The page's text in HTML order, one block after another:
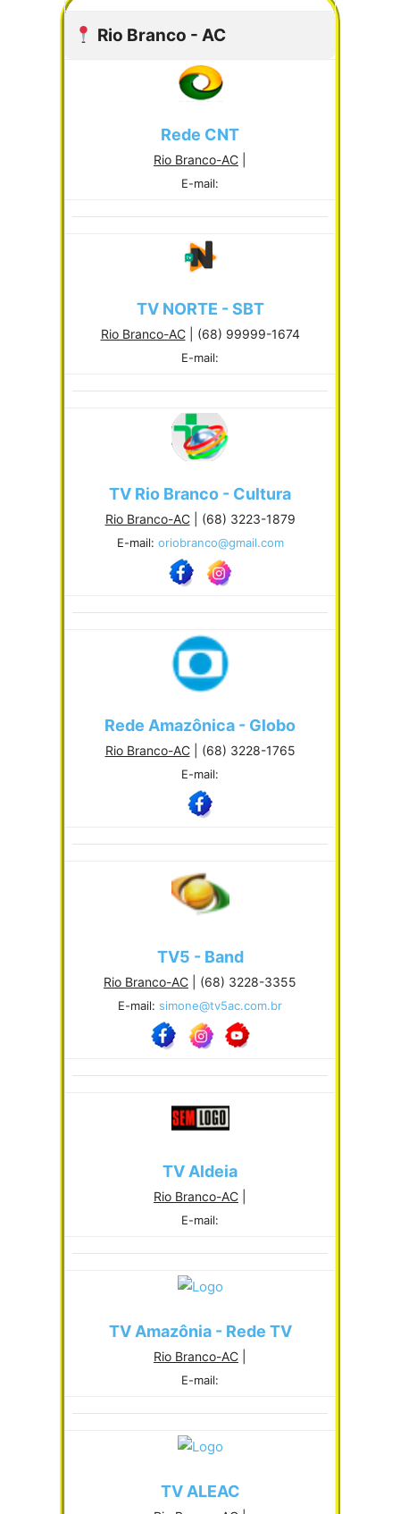
Rio Branco - AC
Rede CNT
Rio Branco-AC
E-mail:
TV NORTE - SBT
Rio Branco-AC| (68) 99999-1674
E-mail:
TV Rio Branco - Cultura
Rio Branco-AC| (68) 3223-1879
E-mail: oriobranco@gmail.com
Rede Amazônica - Globo
Rio Branco-AC| (68) 3228-1765
E-mail:
TV5 - Band
Rio Branco-AC | (68) 3228-3355
E-mail: simone@tv5ac.com.br
TV Aldeia
Rio Branco-AC
E-mail:
TV Amazônia - Rede TV
Rio Branco-AC
E-mail:
TV ALEAC